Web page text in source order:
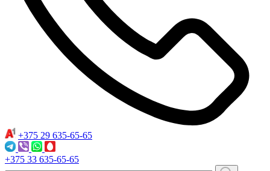
+375 29 635-65-65
+375 33 635-65-65